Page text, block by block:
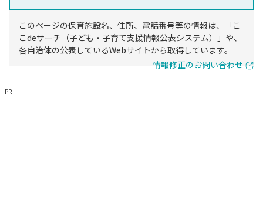
このページの保育施設名、住所、電話番号等の情報は、「こ
こdeサーチ（子ども・子育て支援情報公表システム）」や、
各自治体の公表しているWebサイトから取得しています。
情報修正のお問い合わせ
PR